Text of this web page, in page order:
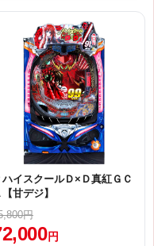
ハイスクールＤ×Ｄ真紅ＧＣ
【甘デジ】
円
円